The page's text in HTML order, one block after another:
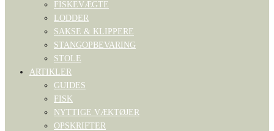
FISKEVÆGTE
LODDER
SAKSE & KLIPPERE
STANGOPBEVARING
STOLE
ARTIKLER
GUIDES
FISK
NYTTIGE VÆKTØJER
OPSKRIFTER